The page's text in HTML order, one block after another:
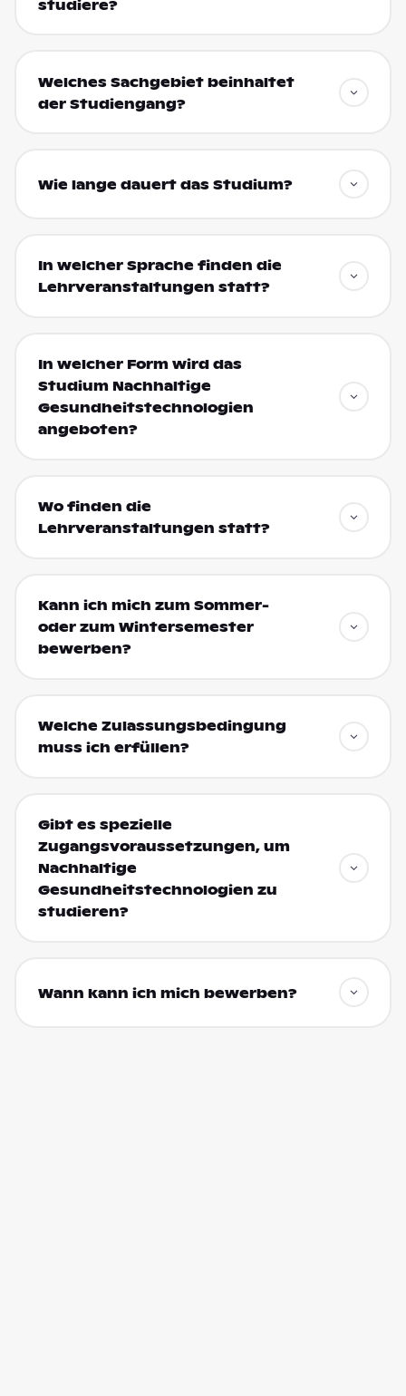
studiere?
Welches Sachgebiet beinhaltet
der Studiengang?
Wie lange dauert das Studium?
In welcher Sprache finden die
Lehrveranstaltungen statt?
In welcher Form wird das
Studium Nachhaltige
Gesundheitstechnologien
angeboten?
Wo finden die
Lehrveranstaltungen statt?
Kann ich mich zum Sommer-
oder zum Wintersemester
bewerben?
Welche Zulassungsbedingung
muss ich erfüllen?
Gibt es spezielle
Zugangsvoraussetzungen, um
Nachhaltige
Gesundheitstechnologien zu
studieren?
Wann kann ich mich bewerben?